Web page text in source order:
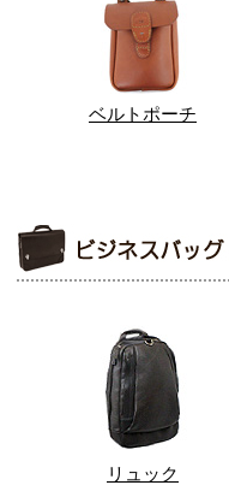
ベルトポーチ
リュック